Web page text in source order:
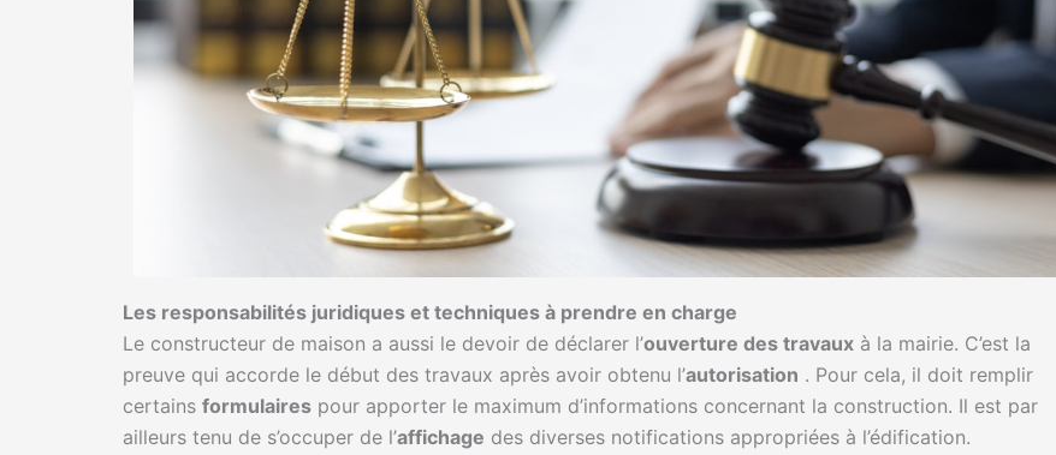
Les responsabilités juridiques et techniques à prendre en charge
Le constructeur de maison a aussi le devoir de déclarer l’ouverture des travaux à la mairie. C’est la
preuve qui accorde le début des travaux après avoir obtenu l’autorisation . Pour cela, il doit remplir
certains formulaires pour apporter le maximum d’informations concernant la construction. Il est par
ailleurs tenu de s’occuper de l’affichage des diverses notifications appropriées à l’édification.